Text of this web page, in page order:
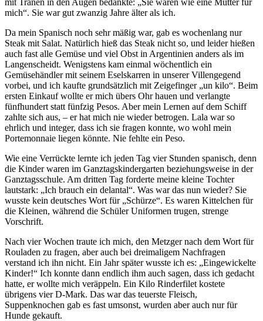
mit Tränen in den Augen bedankte:
Sie waren wie eine Mutter für
mich . Sie war gut zwanzig Jahre älter als ich.
Da mein Spanisch noch sehr mäßig war, gab es wochenlang nur
Steak mit Salat. Natürlich hieß das Steak nicht so, und leider hießen
auch fast alle Gemüse und viel Obst in Argentinien anders als im
Langenscheidt. Wenigstens kam einmal wöchentlich ein
Gemüsehändler mit seinem Eselskarren in unserer Villengegend
vorbei, und ich kaufte grundsätzlich mit Zeigefinger un kilo . Beim
ersten Einkauf wollte er mich übers Ohr hauen und verlangte
fünfhundert statt fünfzig Pesos. Aber mein Lernen auf dem Schiff
zahlte sich aus, – er hat mich nie wieder betrogen. Lala war so
ehrlich und integer, dass ich sie fragen konnte, wo wohl mein
Portemonnaie liegen könnte. Nie fehlte ein Peso.
Wie eine Verrückte lernte ich jeden Tag vier Stunden spanisch, denn
die Kinder waren im Ganztagskindergarten beziehungsweise in der
Ganztagsschule. Am dritten Tag forderte meine kleine Tochter
lautstark:
Ich brauch ein delantal . Was war das nun wieder? Sie
wusste kein deutsches Wort für
Schürze . Es waren Kittelchen für
die Kleinen, während die Schüler Uniformen trugen, strenge
Vorschrift.
Nach vier Wochen traute ich mich, den Metzger nach dem Wort für
Rouladen zu fragen, aber auch bei dreimaligem Nachfragen
verstand ich ihn nicht. Ein Jahr später wusste ich es:
Eingewickelte
Kinder!
Ich konnte dann endlich ihm auch sagen, dass ich gedacht
hatte, er wollte mich veräppeln. Ein Kilo Rinderfilet kostete
übrigens vier D-Mark. Das war das teuerste Fleisch,
Suppenknochen gab es fast umsonst, wurden aber auch nur für
Hunde gekauft.